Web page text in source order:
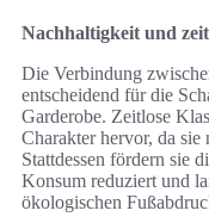
Nachhaltigkeit und
Die Verbindung
entscheidend für die
Garderobe. Zeitlose
Charakter hervor, da
Stattdessen fördern sie
Konsum reduziert und
ökologischen